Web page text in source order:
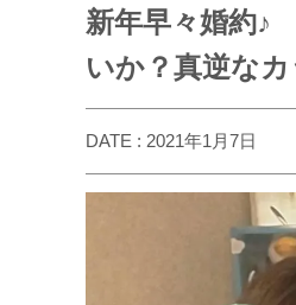
新年早々婚約
いか？真逆な
DATE : 2021年1月7日